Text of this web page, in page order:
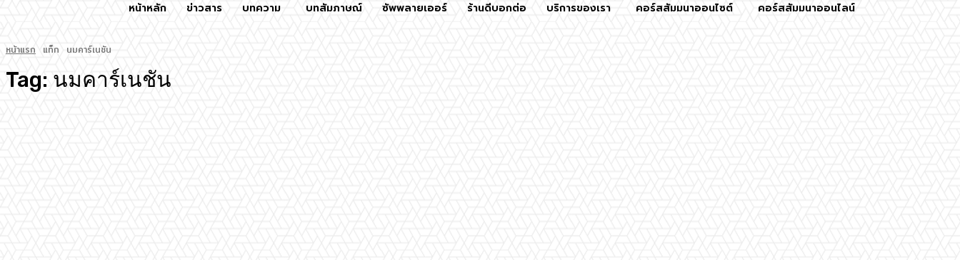
หน้าหลัก ข่าวสาร บทความ บทสัมภาษณ์ ซัพพลายเออร์ ร้านดีบอกต่อ บริการของเรา คอร์สสัมมนาออนไซต์ คอร์สสัมมนาออนไลน์
หน้าแรก แท็ก นมคาร์เนชัน
Tag: นมคาร์เนชัน